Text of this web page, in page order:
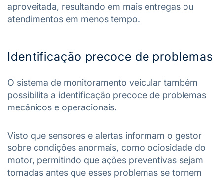
aproveitada, resultando em mais entregas ou
atendimentos em menos tempo.
Identificação precoce de problemas
O sistema de monitoramento veicular também
possibilita a identificação precoce de problemas
mecânicos e operacionais.
Visto que sensores e alertas informam o gestor
sobre condições anormais, como ociosidade do
motor, permitindo que ações preventivas sejam
tomadas antes que esses problemas se tornem